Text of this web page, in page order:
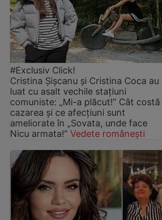
#Exclusiv Click!
Cristina Șișcanu și Cristina Coca au
luat cu asalt vechile stațiuni
comuniste: „Mi-a plăcut!” Cât costă
cazarea și ce afecțiuni sunt
ameliorate în „Sovata, unde face
Nicu armata!” Vedete românești